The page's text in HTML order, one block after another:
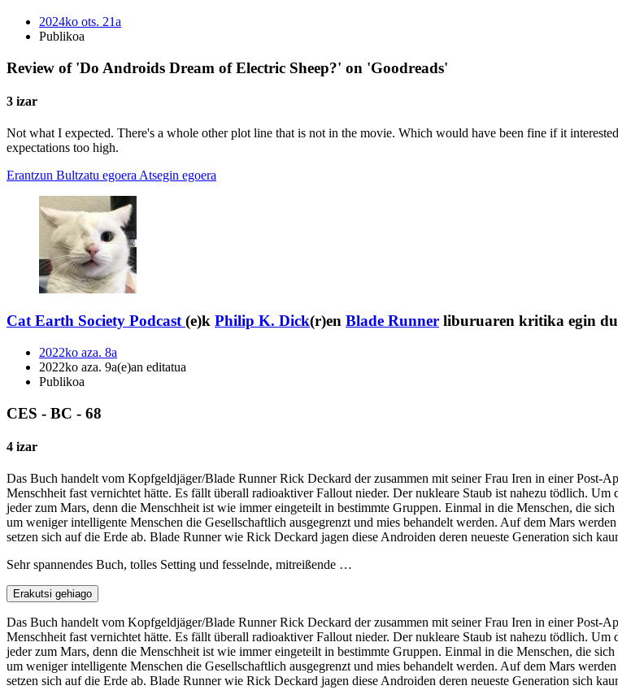
2024ko ots. 21a
Publikoa
Review of 'Do Androids Dream of Electric Sheep?' on 'Goodreads'
3 izar
Not what I expected. There's a whole other plot line that is not in the movie. Which would have been fine if it
expectations too high.
Erantzun Bultzatu egoera Atsegin egoera
Cat Earth Society Podcast (e)k Philip K. Dick(r)en Blade Runner liburuaren kritika egin du
2022ko aza. 8a
2022ko aza. 9a(e)an editatua
Publikoa
CES - BC - 68
4 izar
Das Buch handelt vom Kopfgeldjäger/Blade Runner Rick Deckard der zusammen mit seiner Frau Iren in einer
Menschheit fast vernichtet hätte. Es fällt überall radioaktiver Fallout nieder. Der nukleare Staub ist nahezu tödlich.
jeder zum Mars, denn die Menschheit ist wie immer eingeteilt in bestimmte Gruppen. Einmal in die Menschen, die
um weniger intelligente Menschen die Gesellschaftlich ausgegrenzt und mies behandelt werden. Auf dem Mars
setzen sich auf die Erde ab. Blade Runner wie Rick Deckard jagen diese Androiden deren neueste Generation sich
Sehr spannendes Buch, tolles Setting und fesselnde, mitreißende …
Erakutsi gehiago
Das Buch handelt vom Kopfgeldjäger/Blade Runner Rick Deckard der zusammen mit seiner Frau Iren in einer
Menschheit fast vernichtet hätte. Es fällt überall radioaktiver Fallout nieder. Der nukleare Staub ist nahezu tödlich.
jeder zum Mars, denn die Menschheit ist wie immer eingeteilt in bestimmte Gruppen. Einmal in die Menschen, die
um weniger intelligente Menschen die Gesellschaftlich ausgegrenzt und mies behandelt werden. Auf dem Mars
setzen sich auf die Erde ab. Blade Runner wie Rick Deckard jagen diese Androiden deren neueste Generation sich